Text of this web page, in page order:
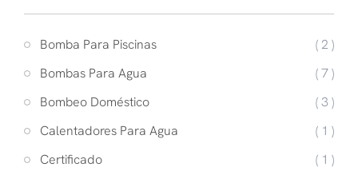
Bomba Para Piscinas
( 2 )
Bombas Para Agua
( 7 )
Bombeo Doméstico
( 3 )
Calentadores Para Agua
( 1 )
Certificado
( 1 )